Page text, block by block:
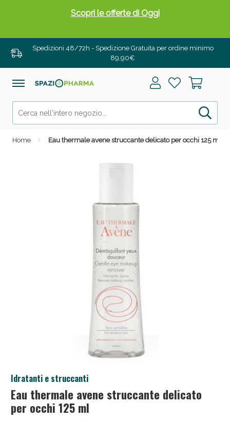
Spedizioni 48/72h - Spedizione Gratuita per ordine minimo
89,90€
Home Eau thermale avene struccante delicato per occhi 125 ml
Idratanti e struccanti
Eau thermale avene struccante delicato
per occhi 125 ml
Scopri le offerte di Oggi
solo per OGGI!
Salini e Multivitaminici: oggi Sconto extra fino al